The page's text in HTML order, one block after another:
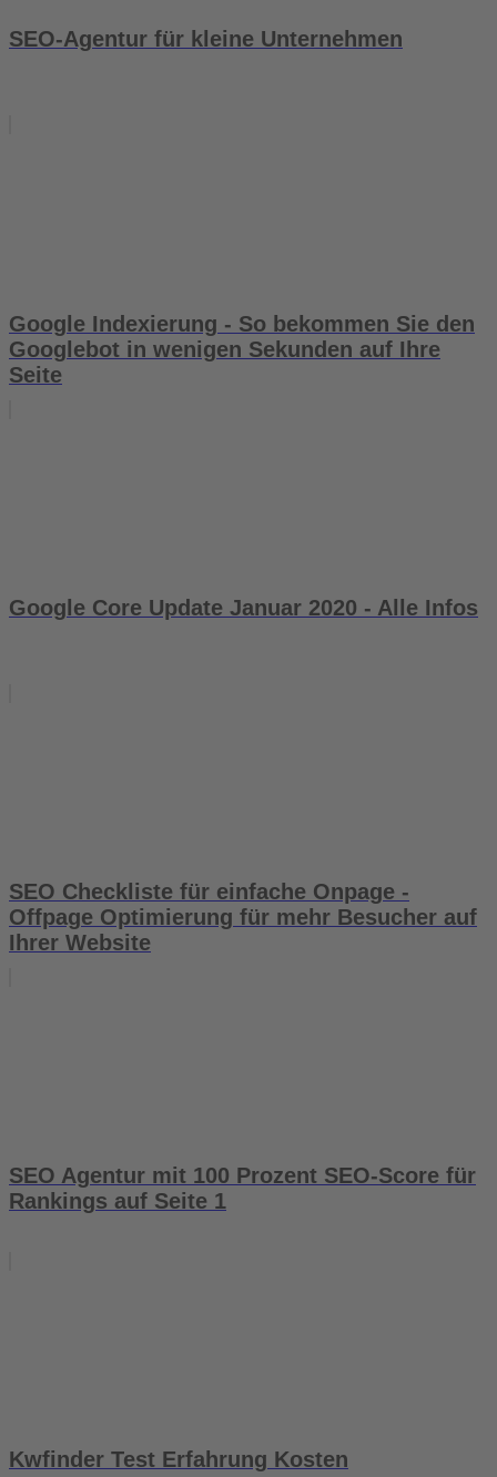
SEO-Agentur für kleine Unternehmen
Google Indexierung - So bekommen Sie den
Googlebot in wenigen Sekunden auf Ihre
Seite
Google Core Update Januar 2020 - Alle Infos
SEO Checkliste für einfache Onpage -
Offpage Optimierung für mehr Besucher auf
Ihrer Website
SEO Agentur mit 100 Prozent SEO-Score für
Rankings auf Seite 1
Kwfinder Test Erfahrung Kosten